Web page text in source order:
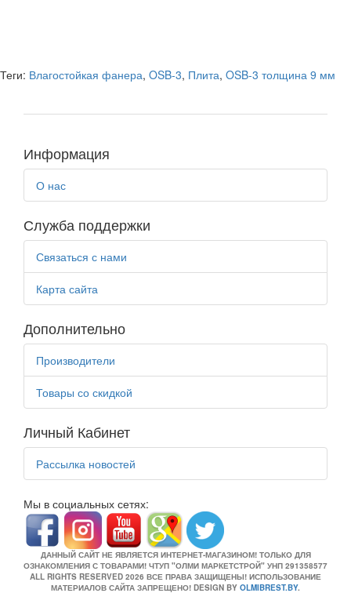
Теги: Влагостойкая фанера, OSB-3, Плита, OSB-3 толщина 9 мм
Информация
О нас
Служба поддержки
Связаться с нами
Карта сайта
Дополнительно
Производители
Товары со скидкой
Личный Кабинет
Рассылка новостей
Мы в социальных сетях:
ДАННЫЙ САЙТ НЕ ЯВЛЯЕТСЯ ИНТЕРНЕТ-МАГАЗИНОМ! ТОЛЬКО ДЛЯ
ОЗНАКОМЛЕНИЯ С ТОВАРАМИ! ЧТУП "ОЛМИ МАРКЕТСТРОЙ" УНП 291358577
ALL RIGHTS RESERVED 2026 ВСЕ ПРАВА ЗАЩИЩЕНЫ! ИСПОЛЬЗОВАНИЕ
МАТЕРИАЛОВ САЙТА ЗАПРЕЩЕНО! DESIGN BY OLMIBREST.BY.